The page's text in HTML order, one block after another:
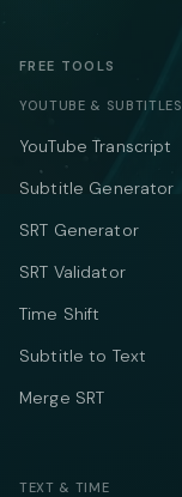
FREE TOOLS
YOUTUBE & SUBTITLES
YouTube Transcript
Subtitle Generator
SRT Generator
SRT Validator
Time Shift
Subtitle to Text
Merge SRT
TEXT & TIME